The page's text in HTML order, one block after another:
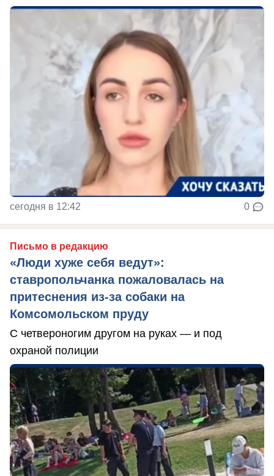
сегодня в 12:42 0
Письмо в редакцию
«Люди хуже себя ведут»:
ставропольчанка пожаловалась на
притеснения из-за собаки на
Комсомольском пруду
С четвероногим другом на руках — и под
охраной полиции